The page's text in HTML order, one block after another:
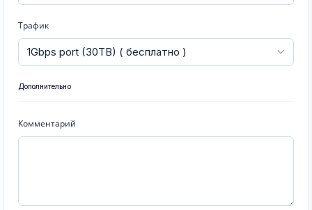
Трафик
Дополнительно
Комментарий